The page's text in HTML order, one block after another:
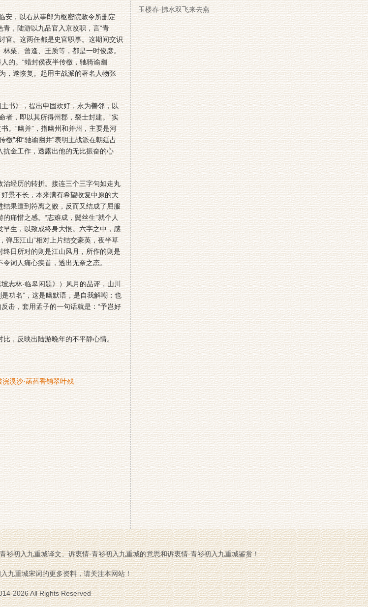
，以右从事郎为枢密院敕令所删定
，陆游以九品官入京改职，言“青
官。这两任都是史官职事。这期间交识
栗、曾逢、王质等，都是一时俊彦。
的。“蜡封侯夜半传檄，驰骑谕幽
，遂恢复。起用主战派的著名人物张
书》，提出申固欢好，永为善邻，以
者，即以其所得州郡，裂士封建。”实
。“幽并”，指幽州和并州，主要是河
”和“驰谕幽并”表明主战派在朝廷占
金工作，透露出他的无比振奋的心
经历的转折。接连三个三字句如走丸
景不长，本来满有希望收复中原的大
果遭到符离之败，反而又结成了屈服
痛惜之感。“志难成，鬓丝生”就个人
生，以致成终身大恨。六字之中，感
弹压江山”相对上片结交豪英，夜半草
日所对的则是江山风月，所作的则是
词人痛心疾首，透出无奈之态。
林·临皋闲题》）风月的品评，山川
功名”，这是幽默语，是自我解嘲；也
击，套用孟子的一句话就是：“予岂好
，反映出陆游晚年的不平静心情。
浣溪沙·菡萏香销翠叶残
玉楼春·拂水双飞来去燕
衫初入九重城译文、诉衷情·青衫初入九重城的意思和诉衷情·青衫初入九重城鉴赏！
九重城宋词的更多资料，请关注本网站！
2026 All Rights Reserved